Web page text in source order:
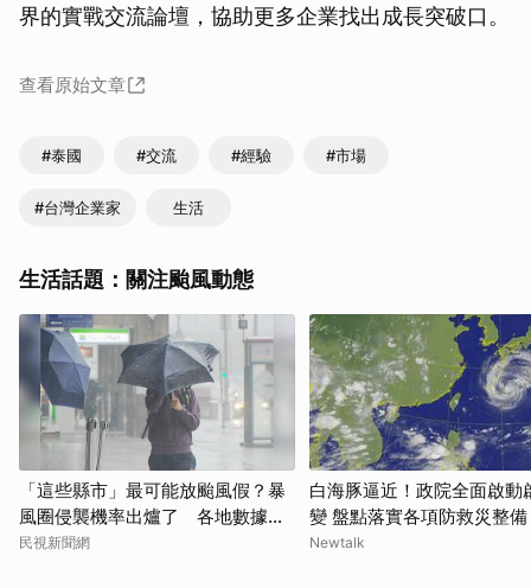
界的實戰交流論壇，協助更多企業找出成長突破口。
查看原始文章
#泰國 #交流 #經驗 #市場
#台灣企業家 生活
生活話題：關注颱風動態
「這些縣市」最可能放颱風假？暴
風圈侵襲機率出爐了 各地數據一
次看
民視新聞網
白海豚逼近！政院全面啟動
變 盤點落實各項防救災整備
Newtalk